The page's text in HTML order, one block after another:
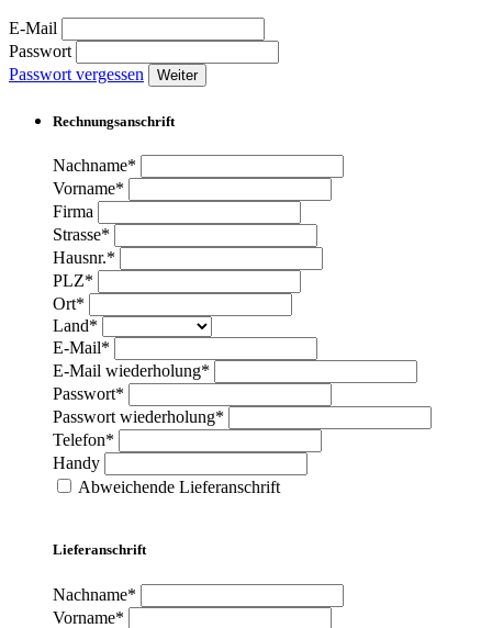
E-Mail
Passwort
Passwort vergessen
Weiter
Rechnungsanschrift
Nachname*
Vorname*
Firma
Strasse*
Hausnr.*
PLZ*
Ort*
Land*
E-Mail*
E-Mail wiederholung*
Passwort*
Passwort wiederholung*
Telefon*
Handy
Abweichende Lieferanschrift
Lieferanschrift
Nachname*
Vorname*